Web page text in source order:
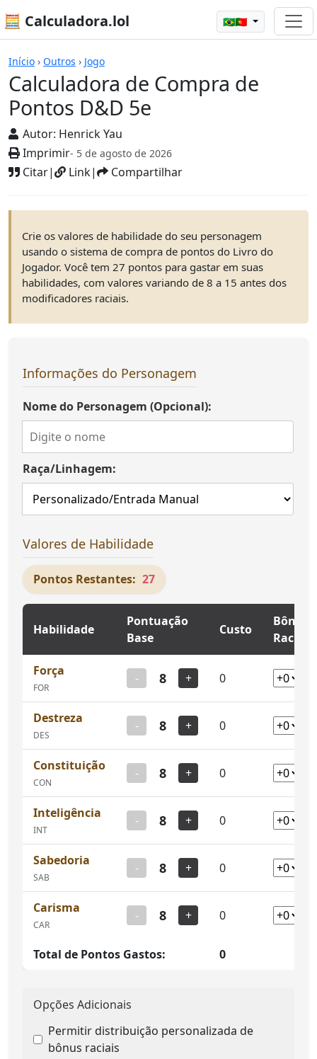
🧮 Calculadora.lol 🇧🇷🇵🇹
Início › Outros › Jogo
Calculadora de Compra de
Pontos D&D 5e
Autor: Henrick Yau
Imprimir- 5 de agosto de 2026
Citar| Link| Compartilhar
Calculadoras
Crie os valores de habilidade do seu personagem
usando o sistema de compra de pontos do Livro do
Jogador. Você tem 27 pontos para gastar em suas
habilidades, com valores variando de 8 a 15 antes dos
modificadores raciais.
Informações do Personagem
Nome do Personagem (Opcional):
Raça/Linhagem:
Valores de Habilidade
Pontos Restantes: 27
Habilidade
Pontuação
Base
Custo
Bônus
Racial
Força
FOR
- 8 + 0
Destreza
DES
- 8 + 0
Constituição
CON
- 8 + 0
Inteligência
INT
- 8 + 0
Sabedoria
SAB
- 8 + 0
Carisma
CAR
- 8 + 0
Total de Pontos Gastos: 0
Opções Adicionais
Permitir distribuição personalizada de
bônus raciais